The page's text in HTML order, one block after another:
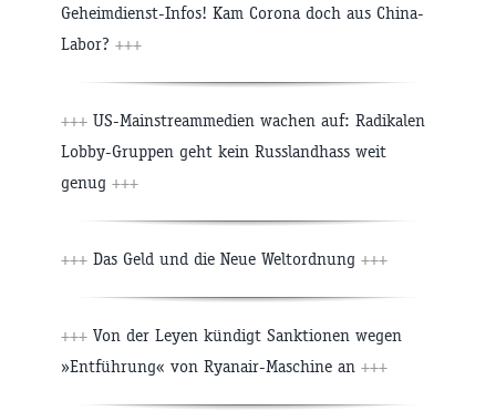
Geheimdienst-Infos! Kam Corona doch aus China-
Labor? +++
+++ US-Mainstreammedien wachen auf: Radikalen
Lobby-Gruppen geht kein Russlandhass weit
genug +++
+++ Das Geld und die Neue Weltordnung +++
+++ Von der Leyen kündigt Sanktionen wegen
»Entführung« von Ryanair-Maschine an +++